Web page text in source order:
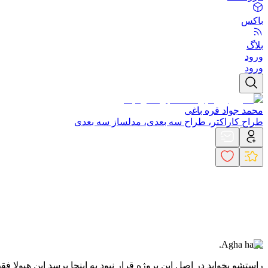
باکس
بلاگ
ورود
ورود
محمد جواد قره باغی
طراح کاراکتر، طراح سه بعدی، مدلساز سه بعدی
.Agha hadi.
راستشو بخواید در اصل این پروژه قرار نبود به اینجا برسد این